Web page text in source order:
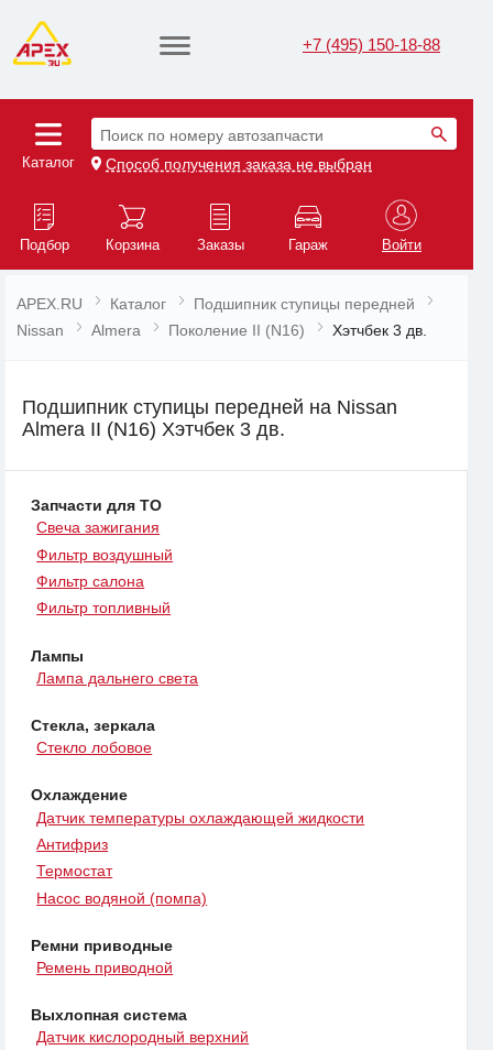
+7 (495) 150-18-88
Каталог
Поиск по номеру автозапчасти
Способ получения заказа не выбран
Подбор Корзина Заказы Гараж Войти
APEX.RU Каталог
Подшипник ступицы передней
Nissan
Almera Поколение II (N16) Хэтчбек 3 дв.
Подшипник ступицы передней на Nissan
Almera II (N16) Хэтчбек 3 дв.
Запчасти для ТО
Свеча зажигания
Фильтр воздушный
Фильтр салона
Фильтр топливный
Лампы
Лампа дальнего света
Стекла, зеркала
Стекло лобовое
Охлаждение
Датчик температуры охлаждающей жидкости
Антифриз
Термостат
Насос водяной (помпа)
Ремни приводные
Ремень приводной
Выхлопная система
Датчик кислородный верхний